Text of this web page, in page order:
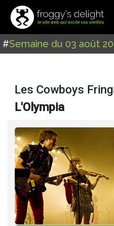
#Semaine du 03 août
Les Cowboys
L'Olympia